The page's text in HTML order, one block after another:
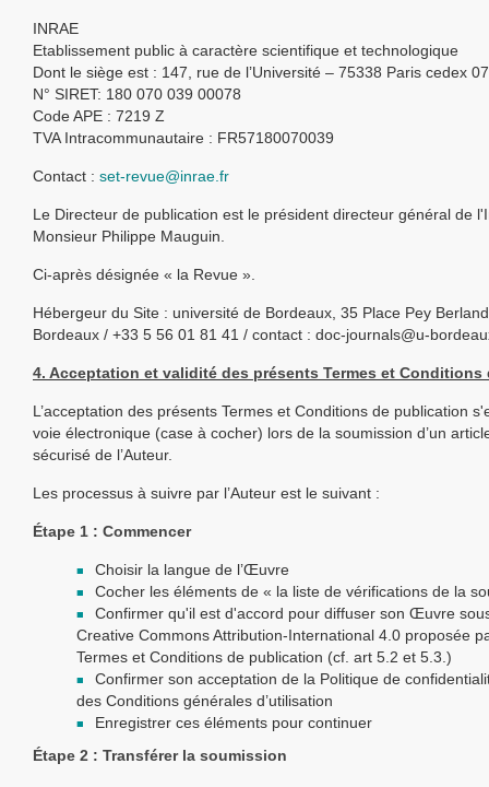
INRAE
Etablissement public à caractère scientifique et technologique
Dont le siège est : 147, rue de l’Université – 75338 Paris cedex
N° SIRET: 180 070 039 00078
Code APE : 7219 Z
TVA Intracommunautaire : FR57180070039
Contact : set-revue@inrae.fr
Le Directeur de publication est le président directeur général de
Monsieur Philippe Mauguin.
Ci-après désignée « la Revue ».
Hébergeur du Site : université de Bordeaux, 35 Place Pey
Bordeaux / +33 5 56 01 81 41 / contact : doc-journals@u-
4. Acceptation et validité des présents Termes et
L’acceptation des présents Termes et Conditions de publication
voie électronique (case à cocher) lors de la soumission d’un
sécurisé de l’Auteur.
Les processus à suivre par l’Auteur est le suivant :
Étape 1 : Commencer
Choisir la langue de l’Œuvre
Cocher les éléments de « la liste de vérifications de la
Confirmer qu'il est d'accord pour diffuser son Œuvre
Creative Commons Attribution-International 4.0 proposée
Termes et Conditions de publication (cf. art 5.2 et 5.3.)
Confirmer son acceptation de la Politique de
des Conditions générales d’utilisation
Enregistrer ces éléments pour continuer
Étape 2 : Transférer la soumission